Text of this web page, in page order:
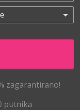
zagarantirano!
putnika